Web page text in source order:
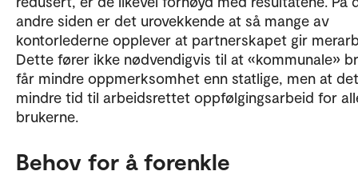
andre siden er det urovekkende at så mange av
kontorlederne opplever at partnerskapet gir
Dette fører ikke nødvendigvis til at «kommunale»
får mindre oppmerksomhet enn statlige, men at
mindre tid til arbeidsrettet oppfølgingsarbeid for
brukerne.
Behov for å forenkle